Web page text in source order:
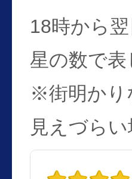
18時から
星の数で表
※街明かり
見えづら